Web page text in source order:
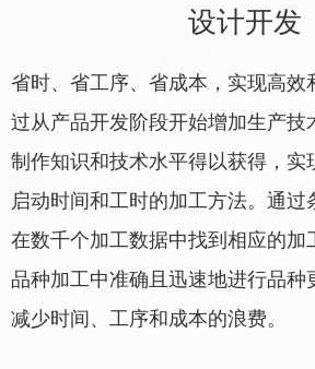
设计开发
省时、省工序、省成本，实现高效
过从产品开发阶段开始增加生产技
制作知识和技术水平得以获得，实
启动时间和工时的加工方法。通过
在数千个加工数据中找到相应的加
品种加工中准确且迅速地进行品种
减少时间、工序和成本的浪费。